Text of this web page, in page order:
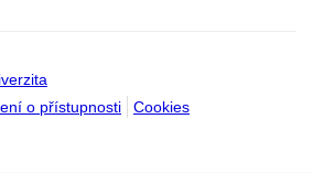
o přístupnosti Cookies